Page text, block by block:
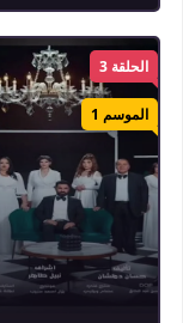
الحلقة 3
الموسم 1